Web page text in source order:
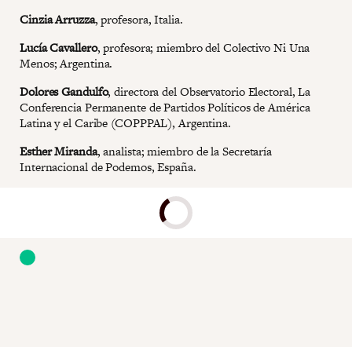
Cinzia Arruzza, profesora, Italia.
Lucía Cavallero, profesora; miembro del Colectivo Ni Una
Menos; Argentina.
Dolores Gandulfo, directora del Observatorio Electoral, La
Conferencia Permanente de Partidos Políticos de América
Latina y el Caribe (COPPPAL), Argentina.
Esther Miranda, analista; miembro de la Secretaría
Internacional de Podemos, España.